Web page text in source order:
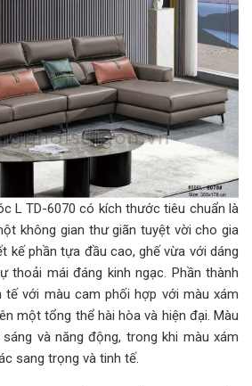
L TD-6070 có kích thước tiêu chuẩn là
không gian thư giãn tuyệt vời cho gia
kế phần tựa đầu cao, ghế vừa với dáng
thoải mái đáng kinh ngạc. Phần thành
với màu cam phối hợp với màu xám
một tổng thể hài hòa và hiện đại. Màu
và năng động, trong khi màu xám
sang trọng và tinh tế.